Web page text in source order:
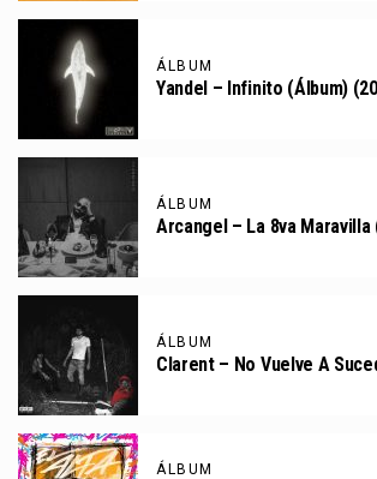
ÁLBUM
Yandel – Infinito (Álbum)
ÁLBUM
Arcangel – La 8va Maravilla
ÁLBUM
Clarent – No Vuelve A
ÁLBUM